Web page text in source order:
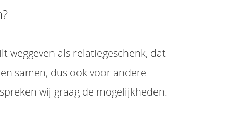
weggeven als relatiegeschenk, dat
samen, dus ook voor andere
wij graag de mogelijkheden.